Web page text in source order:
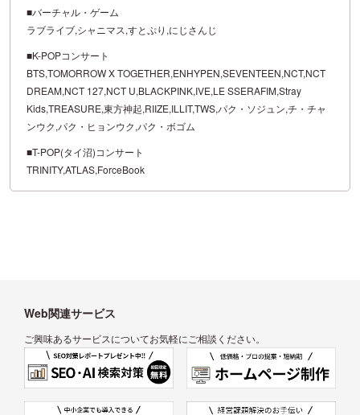
■バーチャル・ゲーム
ラブライブ,シャニマス,すとぷり,にじさんじ
■K-POPコンサート
BTS,TOMORROW X TOGETHER,ENHYPEN,SEVENTEEN,NCT,NCT
DREAM,NCT 127,NCT U,BLACKPINK,IVE,LE SSERAFIM,Stray
Kids,TREASURE,東方神起,RIIZE,ILLIT,TWS,パク・ソジュン,チ・チャ
ンウク,パク・ヒョンウク,パク・ボゴム
■T-POP(タイ沼)コンサート
TRINITY,ATLAS,ForceBook
Web関連サービス
ご興味あるサービスについてお気軽にご相談ください。